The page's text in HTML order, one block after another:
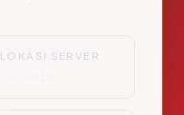
LOKASI SERVER